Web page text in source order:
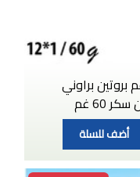
بار فت سبو ديلايت 20 غم بروتين براوني
60 غم
أضف للسلة